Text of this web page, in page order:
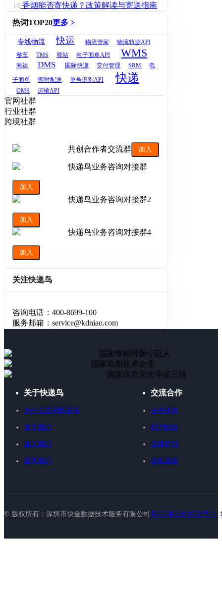
10 香烟能否寄快递？政策解读与寄送指南
热词TOP20更多 >
专线物流 快运 物流管家
物流轨迹API
整车
TMS 驿站 电子面单API WMS
海运 DMS 国际快递 交付管理 SRM 电
子面单 即时配送 单号识别API 快递
OMS 运输API
官网社群
行业社群
跨境社群
共创合作者交流群 加入
快递鸟业务咨询对接群
加入
快递鸟业务咨询对接群2
加入
快递鸟业务咨询对接群4
加入
关注快递鸟
咨询电话：400-8699-100
服务邮箱：service@kdniao.com
国家专精特新小巨人
国家高新技术企业
国家信息安全等保三级
关于快递鸟
为什么选择快递鸟
关于我们
加入我们
联系我们
交流合作
合作伙伴
用户协议
法律声明
隐私政策
© 版权所有：深圳市快金数据技术服务有限公司 粤ICP备15010928号-1